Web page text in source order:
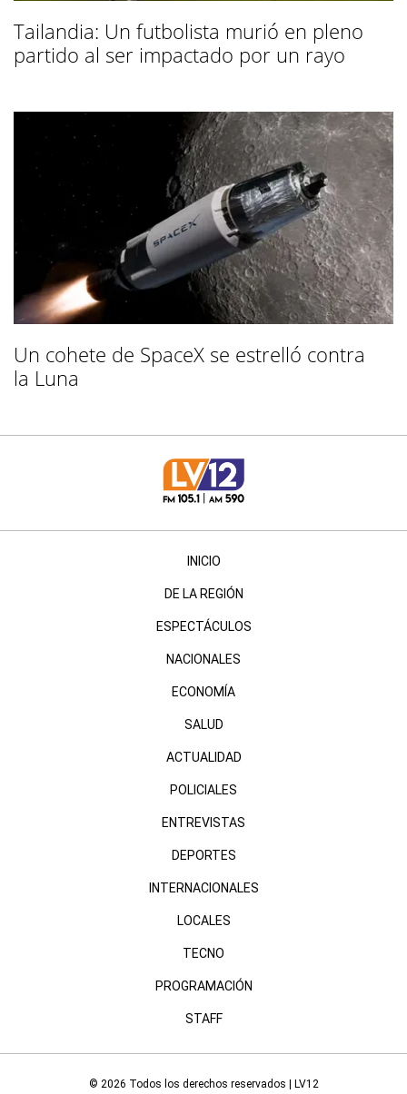
Tailandia: Un futbolista murió en pleno
partido al ser impactado por un rayo
Un cohete de SpaceX se estrelló contra
la Luna
INICIO
DE LA REGIÓN
ESPECTÁCULOS
NACIONALES
ECONOMÍA
SALUD
ACTUALIDAD
POLICIALES
ENTREVISTAS
DEPORTES
INTERNACIONALES
LOCALES
TECNO
PROGRAMACIÓN
STAFF
© 2026 Todos los derechos reservados | LV12